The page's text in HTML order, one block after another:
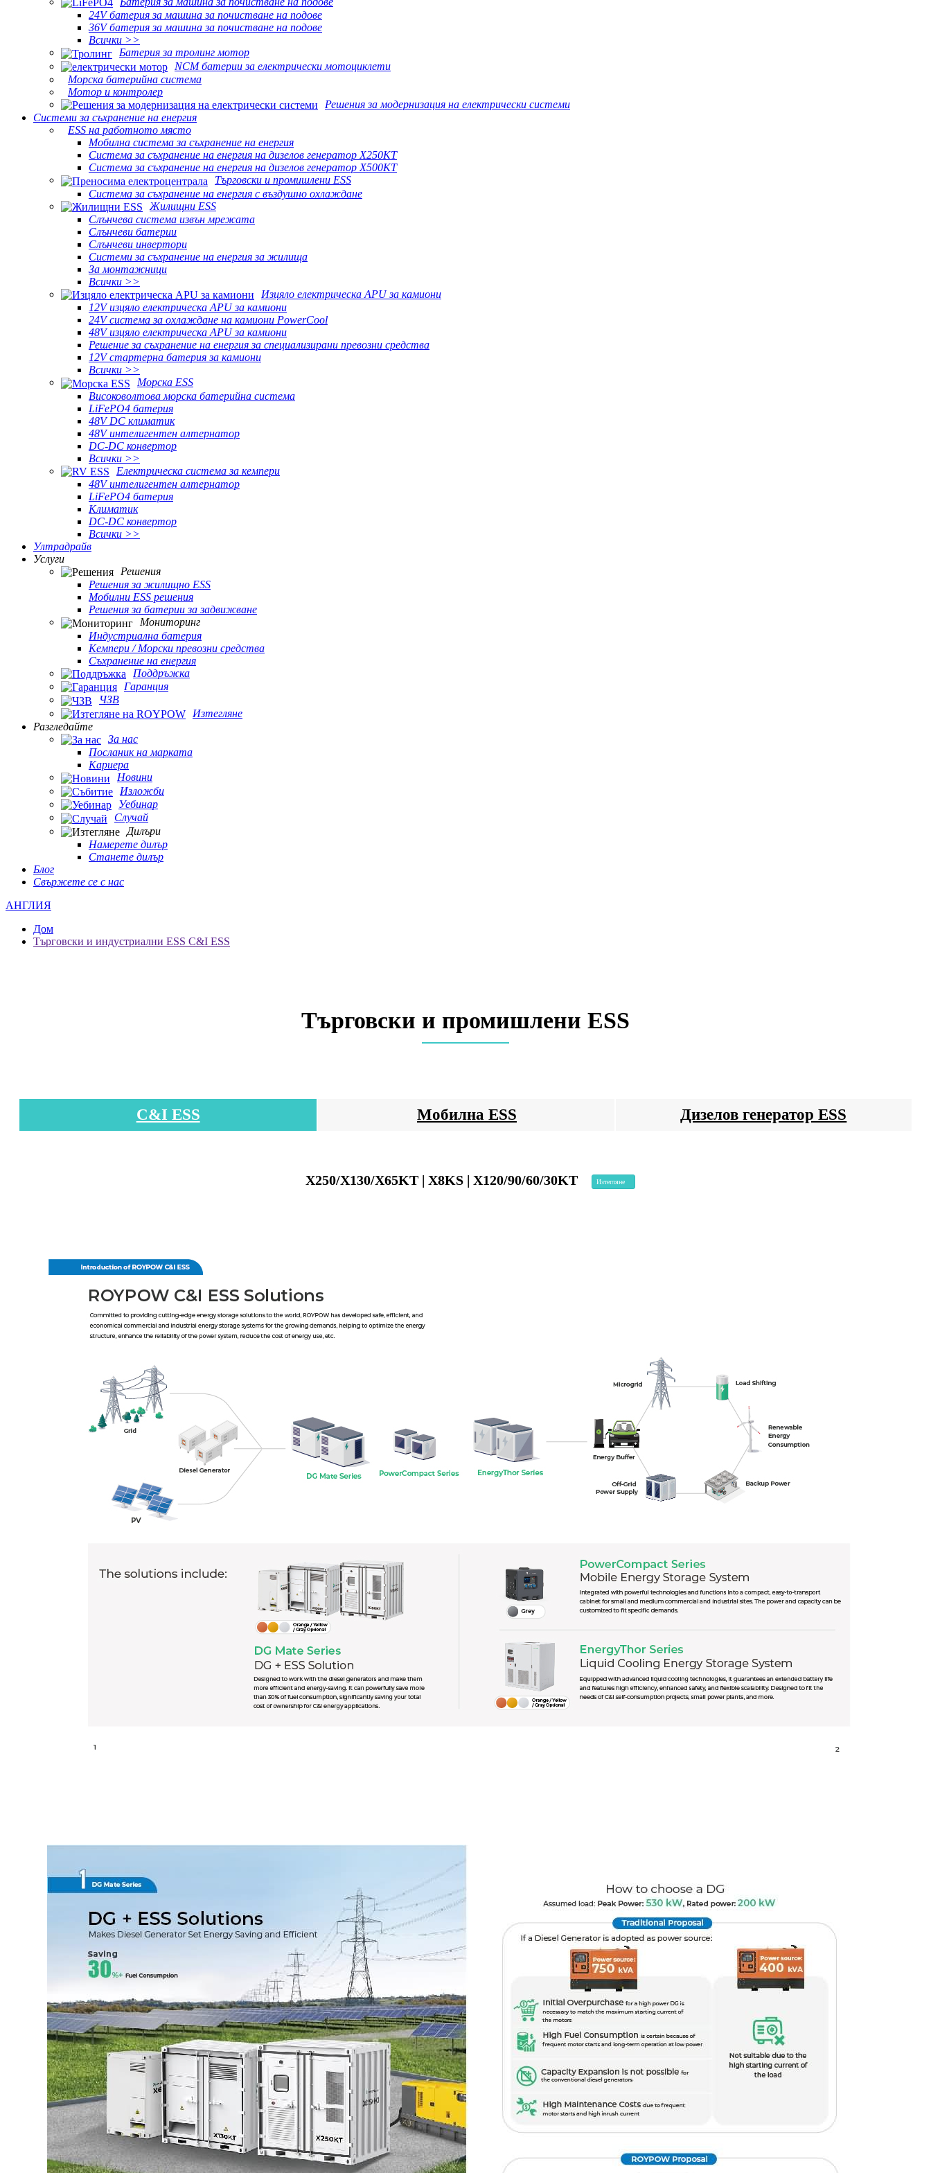
24V батерия за машина за почистване на подове
36V батерия за машина за почистване на подове
Всички >>
Батерия за тролинг мотор
NCM батерии за електрически мотоциклети
Морска батерийна система
Мотор и контролер
Решения за модернизация на електрически системи
Системи за съхранение на енергия
ESS на работното място
Мобилна система за съхранение на енергия
Система за съхранение на енергия на дизелов генератор X250KT
Система за съхранение на енергия на дизелов генератор X500KT
Търговски и промишлени ESS
Система за съхранение на енергия с въздушно охлаждане
Жилищни ESS
Слънчева система извън мрежата
Слънчеви батерии
Слънчеви инвертори
Системи за съхранение на енергия за жилища
За монтажници
Всички >>
Изцяло електрическа APU за камиони
12V изцяло електрическа APU за камиони
24V система за охлаждане на камиони PowerCool
48V изцяло електрическа APU за камиони
Решение за съхранение на енергия за специализирани превозни средства
12V стартерна батерия за камиони
Всички >>
Морска ESS
Високоволтова морска батерийна система
LiFePO4 батерия
48V DC климатик
48V интелигентен алтернатор
DC-DC конвертор
Всички >>
Електрическа система за кемпери
48V интелигентен алтернатор
LiFePO4 батерия
Климатик
DC-DC конвертор
Всички >>
Ултрадрайв
Услуги
Решения
Решения за жилищно ESS
Мобилни ESS решения
Решения за батерии за задвижване
Мониторинг
Индустриална батерия
Кемпери / Морски превозни средства
Съхранение на енергия
Поддръжка
Гаранция
ЧЗВ
Изтегляне
Разгледайте
За нас
Посланик на марката
Кариера
Новини
Изложби
Уебинар
Случай
Дилъри
Намерете дилър
Станете дилър
Блог
Свържете се с нас
АНГЛИЯ
Дом
Търговски и индустриални ESS C&I ESS
Търговски и промишлени ESS
C&I ESS Мобилна ESS Дизелов генератор ESS
X250/X130/X65KT | X8KS | X120/90/60/30KT Изтегляне